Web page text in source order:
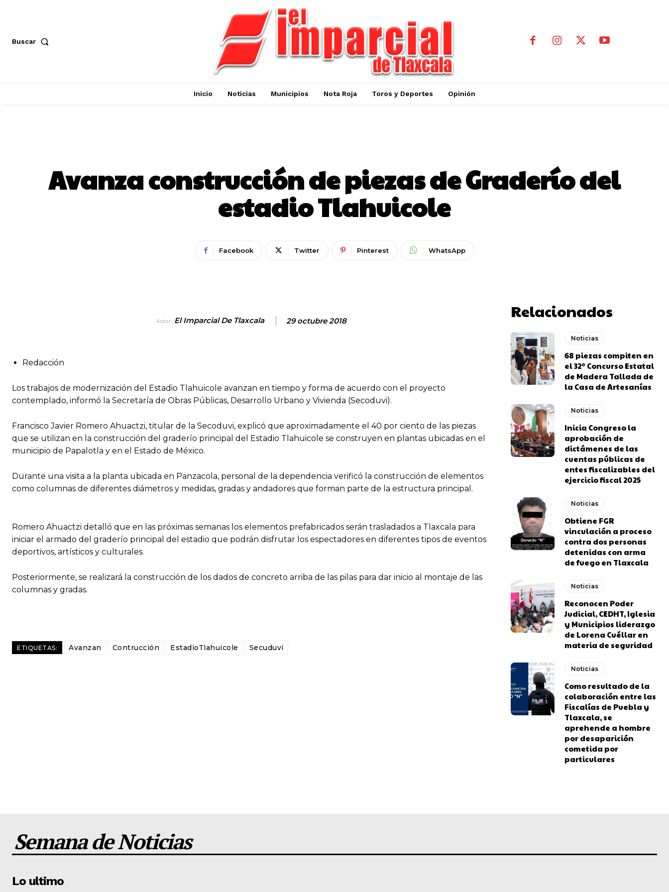
Buscar
Inicio Noticias Municipios Nota Roja Toros y Deportes Opinión
Avanza construcción de piezas de Graderío del
estadio Tlahuicole
Facebook Twitter Pinterest WhatsApp
Autor: El Imparcial De Tlaxcala 29 octubre 2018
Redacción
Los trabajos de modernización del Estadio Tlahuicole avanzan en tiempo y forma de acuerdo con el proyecto
contemplado, informó la Secretaría de Obras Públicas, Desarrollo Urbano y Vivienda (Secoduvi).
Francisco Javier Romero Ahuactzi, titular de la Secoduvi, explicó que aproximadamente el 40 por ciento de las piezas
que se utilizan en la construcción del graderío principal del Estadio Tlahuicole se construyen en plantas ubicadas en el
municipio de Papalotla y en el Estado de México.
Durante una visita a la planta ubicada en Panzacola, personal de la dependencia verificó la construcción de elementos
como columnas de diferentes diámetros y medidas, gradas y andadores que forman parte de la estructura principal.
Romero Ahuactzi detalló que en las próximas semanas los elementos prefabricados serán trasladados a Tlaxcala para
iniciar el armado del graderío principal del estadio que podrán disfrutar los espectadores en diferentes tipos de eventos
deportivos, artísticos y culturales.
Posteriormente, se realizará la construcción de los dados de concreto arriba de las pilas para dar inicio al montaje de las
columnas y gradas.
ETIQUETAS: Avanzan Contrucción EstadioTlahuicole Secuduvi
Relacionados
Noticias
68 piezas compiten en
el 32° Concurso Estatal
de Madera Tallada de
la Casa de Artesanías
Noticias
Inicia Congreso la
aprobación de
dictámenes de las
cuentas públicas de
entes fiscalizables del
ejercicio fiscal 2025
Noticias
Obtiene FGR
vinculación a proceso
contra dos personas
detenidas con arma
de fuego en Tlaxcala
Noticias
Reconocen Poder
Judicial, CEDHT, Iglesia
y Municipios liderazgo
de Lorena Cuéllar en
materia de seguridad
Noticias
Como resultado de la
colaboración entre las
Fiscalías de Puebla y
Tlaxcala, se
aprehende a hombre
por desaparición
cometida por
particulares
Semana de Noticias
Lo ultimo